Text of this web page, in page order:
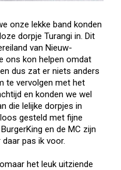
onze lekke band konden
dorpje Turangi in. Dit
van Nieuw-
ons kon helpen omdat
dus zat er niets anders
te vervolgen met het
en konden we wel
die lelijke dorpjes in
gesteld met fijne
en de MC zijn
pas ik voor.
het leuk uitziende